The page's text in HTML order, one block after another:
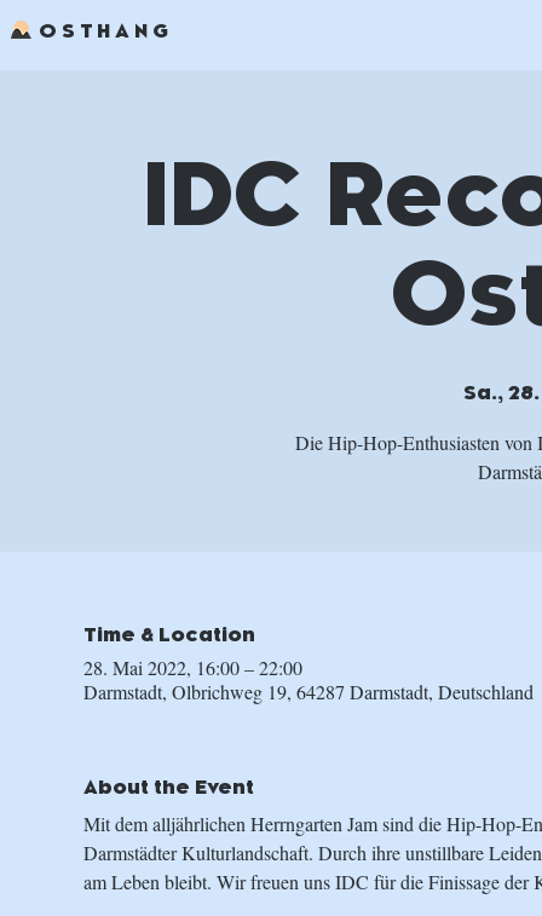
OSTHANG
IDC
Sa.,
Die Hip-Hop-Enthusiasten von
Time & Location
28. Mai 2022, 16:00 – 22:00
Darmstadt, Olbrichweg 19, 64287 Darmstadt, Deutschland
About the Event
Mit dem alljährlichen Herrngarten Jam sind die Hip-Hop-
Darmstädter Kulturlandschaft. Durch ihre unstillbare
am Leben bleibt. Wir freuen uns IDC für die Finissage der